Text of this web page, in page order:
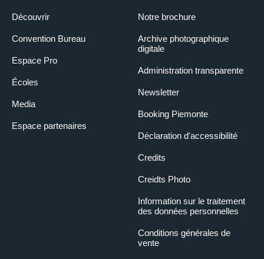
Découvrir
Convention Bureau
Espace Pro
Écoles
Media
Espace partenaires
Notre brochure
Archive photographique
digitale
Administration transparente
Newsletter
Booking Piemonte
Déclaration d'accessibilité
Credits
Creidts Photo
Information sur le traitement
des données personnelles
Conditions générales de
vente